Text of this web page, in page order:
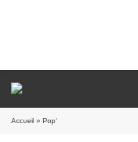
Accueil » Pop'